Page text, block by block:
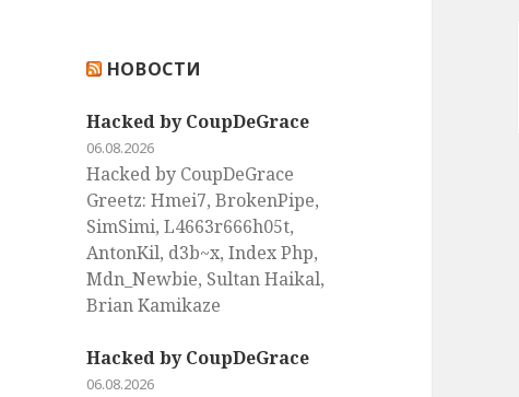
:
НОВОСТИ
Hacked by CoupDeGrace
06.08.2026
Hacked by CoupDeGrace
Greetz: Hmei7, BrokenPipe,
SimSimi, L4663r666h05t,
AntonKil, d3b~x, Index Php,
Mdn_Newbie, Sultan Haikal,
Brian Kamikaze
Hacked by CoupDeGrace
06.08.2026